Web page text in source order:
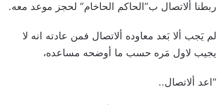
ربطنا ألاتصال ب”الحاكم الحاخام” لحجز موعد معه.
لم يَجب ألا بَعد معاوده ألاتصال فمن عادته انه لا
يجيب لاول مَره حسب ما أوضحه مساعده،
“اعد ألاتصال..